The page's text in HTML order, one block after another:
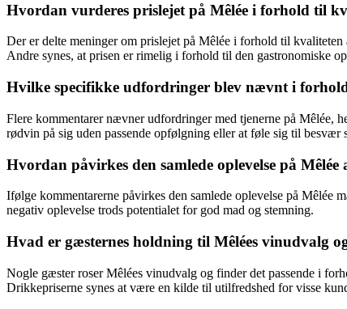
Hvordan vurderes prislejet på Mêlée i forhold til
Der er delte meninger om prislejet på Mêlée i forhold til
Andre synes, at prisen er rimelig i forhold til den gastronomiske
Hvilke specifikke udfordringer blev nævnt i
Flere kommentarer nævner udfordringer med tjenerne på Mêlée,
rødvin på sig uden passende opfølgning eller at føle sig til besvær
Hvordan påvirkes den samlede oplevelse på
Ifølge kommentarerne påvirkes den samlede oplevelse på
negativ oplevelse trods potentialet for god mad og stemning.
Hvad er gæsternes holdning til Mêlées vinudvalg
Nogle gæster roser Mêlées vinudvalg og finder det passende i
Drikkepriserne synes at være en kilde til utilfredshed for visse